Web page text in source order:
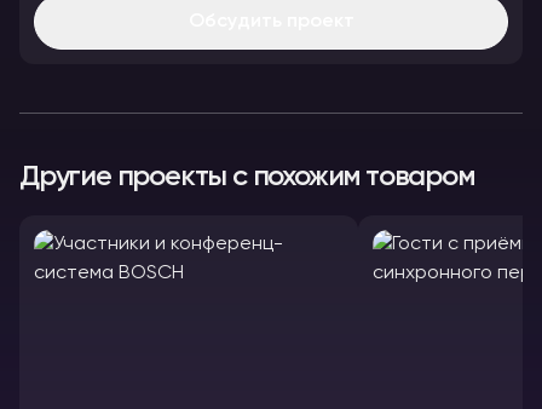
Другие проекты с похожим товаром